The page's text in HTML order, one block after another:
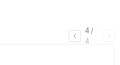
4 /
4